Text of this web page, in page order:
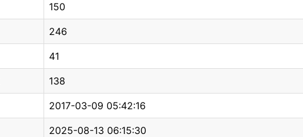
150
246
41
138
2017-03-09 05:42:16
2025-08-13 06:15:30